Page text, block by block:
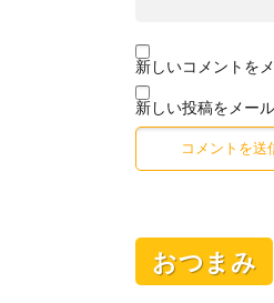
新しいコメントを
新しい投稿をメー
おつまみ